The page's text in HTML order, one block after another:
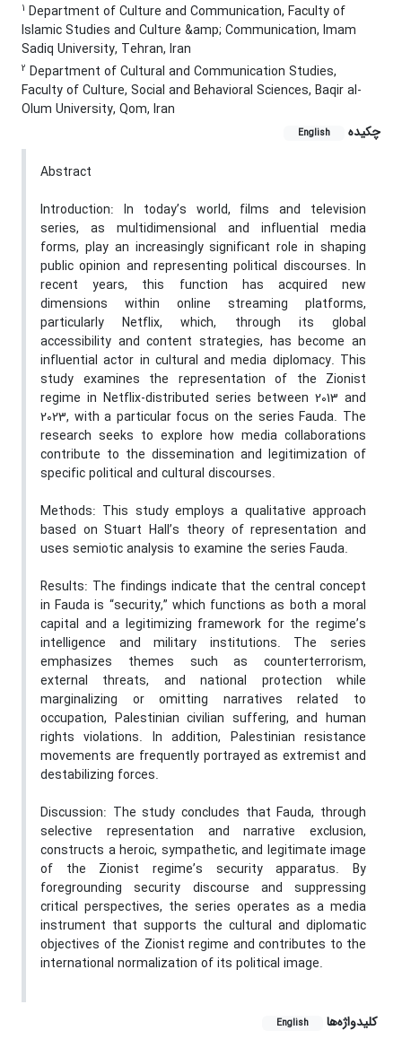
1 Department of Culture and Communication, Faculty of
Islamic Studies and Culture &amp; Communication, Imam
Sadiq University, Tehran, Iran
2 Department of Cultural and Communication Studies,
Faculty of Culture, Social and Behavioral Sciences, Baqir al-
Olum University, Qom, Iran
چکیده
English
Abstract
Introduction: In today’s world, films and television
series, as multidimensional and influential media
forms, play an increasingly significant role in shaping
public opinion and representing political discourses. In
recent years, this function has acquired new
dimensions within online streaming platforms,
particularly Netflix, which, through its global
accessibility and content strategies, has become an
influential actor in cultural and media diplomacy. This
study examines the representation of the Zionist
regime in Netflix-distributed series between 2013 and
2023, with a particular focus on the series Fauda. The
research seeks to explore how media collaborations
contribute to the dissemination and legitimization of
specific political and cultural discourses.
Methods: This study employs a qualitative approach
based on Stuart Hall’s theory of representation and
uses semiotic analysis to examine the series Fauda.
Results: The findings indicate that the central concept
in Fauda is “security,” which functions as both a moral
capital and a legitimizing framework for the regime’s
intelligence and military institutions. The series
emphasizes themes such as counterterrorism,
external threats, and national protection while
marginalizing or omitting narratives related to
occupation, Palestinian civilian suffering, and human
rights violations. In addition, Palestinian resistance
movements are frequently portrayed as extremist and
destabilizing forces.
Discussion: The study concludes that Fauda, through
selective representation and narrative exclusion,
constructs a heroic, sympathetic, and legitimate image
of the Zionist regime’s security apparatus. By
foregrounding security discourse and suppressing
critical perspectives, the series operates as a media
instrument that supports the cultural and diplomatic
objectives of the Zionist regime and contributes to the
international normalization of its political image.
کلیدواژه‌ها English